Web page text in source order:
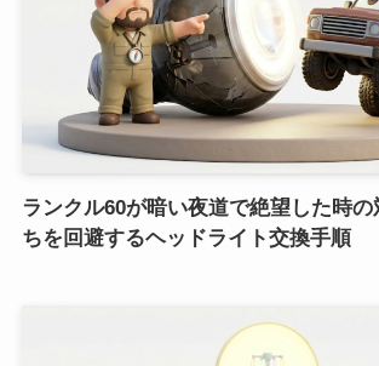
ランクル60が暗い夜道で絶望した時
ちを回避するヘッドライト交換手順